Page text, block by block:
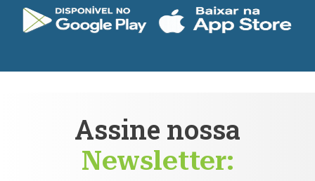
Assine nossa
Newsletter: